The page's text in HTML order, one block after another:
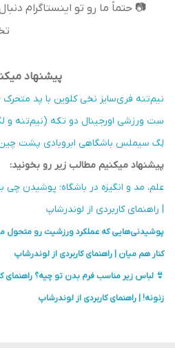
📷 حتماً ما رو تو اینستاگرام
پیشنهاد
نیم‌تنه فری‌سایز نخی کلوین با پد متحرک – ۶ رنگ
ست ورزشی اورجینال دو تکه (نیم‌تنه و
لِگ سیملس باشگاهی ابروبادی پشت
پیشنهاد میکنیم مطالب زیر رو بخونید:
علم، مد و انگیزه در باشگاه؛ پوشیدن
| راهنمای کاربردی از لوندرشاپ
پوشیدنی‌هایی که عملکرد ورزشیت رو متحول
کنار هم میان | راهنمای کاربردی از لوندرشاپ
👙 لباس زیر مناسب فرم بدن تو چیه؟ راهنمای
زنونه! | راهنمای کاربردی از لوندرشاپ